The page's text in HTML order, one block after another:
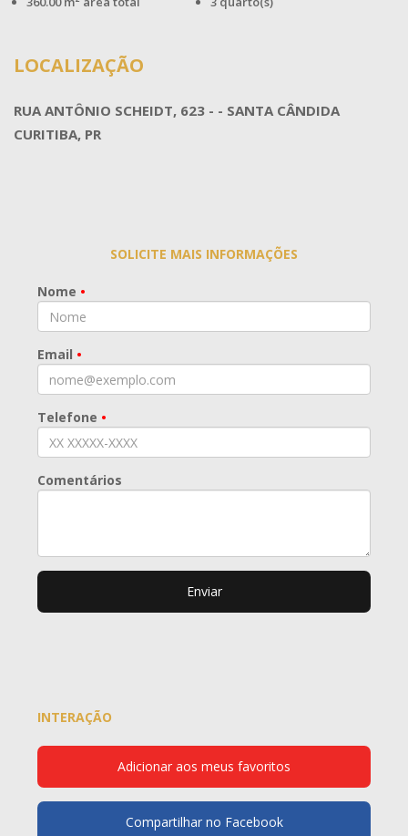
LOCALIZAÇÃO
RUA ANTÔNIO SCHEIDT, 623 - - SANTA CÂNDIDA
CURITIBA, PR
SOLICITE MAIS INFORMAÇÕES
Nome •
Email •
Telefone •
Comentários
Enviar
INTERAÇÃO
Adicionar aos meus favoritos
Compartilhar no Facebook